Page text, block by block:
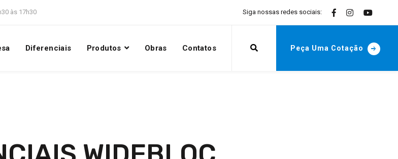
às 17h30 Siga nossas redes sociais:
Diferenciais Produtos Obras Contatos Peça Uma Cotação